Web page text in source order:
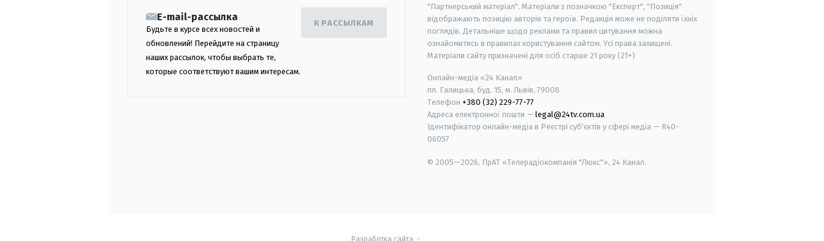
E-mail-рассылка
Будьте в курсе всех новостей и
обновлений! Перейдите на страницу
наших рассылок, чтобы выбрать те,
которые соответствуют вашим интересам.
К РАССЫЛКАМ
"Партнерський матеріал". Матеріали з позначкою "Експерт", "Позиція"
відображають позицію авторів та героїв. Редакція може не поділяти їхніх
поглядів. Детальніше щодо реклами та правил цитування можна
ознайомитись в правилах користування сайтом. Усі права захищені.
Матеріали сайту призначені для осіб старше 21 року (21+)
Онлайн-медіа «24 Канал»
пл. Галицька, буд. 15, м. Львів, 79008
Телефон +380 (32) 229-77-77
Адреса електронної пошти — legal@24tv.com.ua
Ідентифікатор онлайн-медіа в Реєстрі суб'єктів у сфері медіа — R40-
06057
© 2005—2026, ПрАТ «Телерадіокомпанія "Люкс"», 24 Канал.
Разработка сайта -